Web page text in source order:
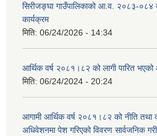
सिरीजङ्घा गाउँपालिकाको आ.व. २०८३-०८४
कार्यक्रम
मिति: 06/24/2026 - 14:34
आर्थिक वर्ष २०८१।८२ को लागी पारित
मिति: 06/24/2024 - 20:24
आगामी आर्थिक वर्ष २०८१।८२ को नीति
अधिवेशनमा पेश गरिएको विवरण सार्वजनिक